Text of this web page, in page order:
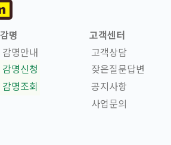
감명
감명안내
감명신청
감명조회
고객센터
고객상담
잦은질문답변
공지사항
사업문의